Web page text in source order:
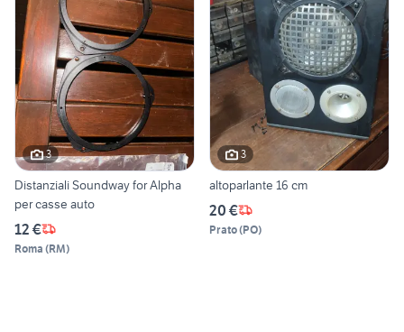
3
Distanziali Soundway for Alpha
per casse auto
12 €
Roma (RM)
3
altoparlante 16 cm
20 €
Prato(PO)